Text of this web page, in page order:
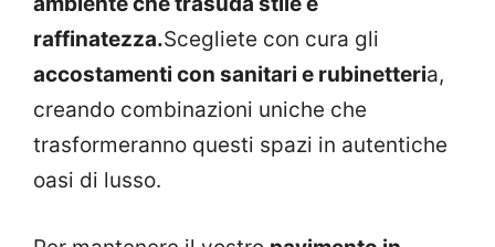
raffinatezza.Scegliete con cura gli
accostamenti con sanitari e rubinetteria,
creando combinazioni uniche che
trasformeranno questi spazi in autentiche
oasi di lusso.